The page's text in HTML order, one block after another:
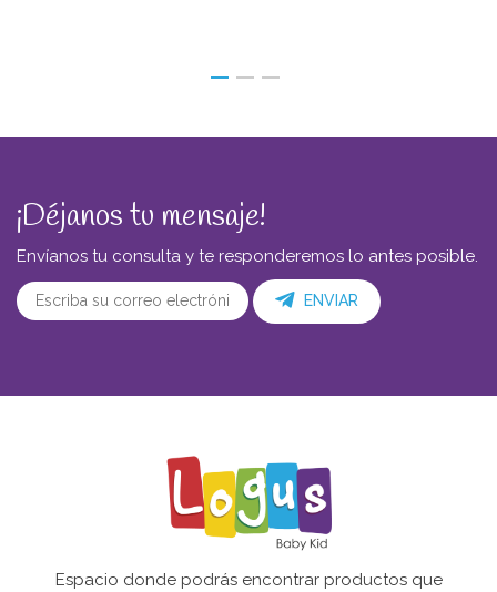
¡Déjanos tu mensaje!
Envíanos tu consulta y te responderemos lo antes posible.
ENVIAR
Espacio donde podrás encontrar productos que